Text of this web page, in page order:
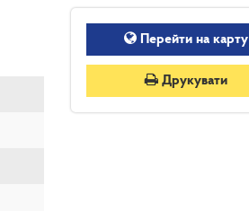
Перейти на карту
Друкувати